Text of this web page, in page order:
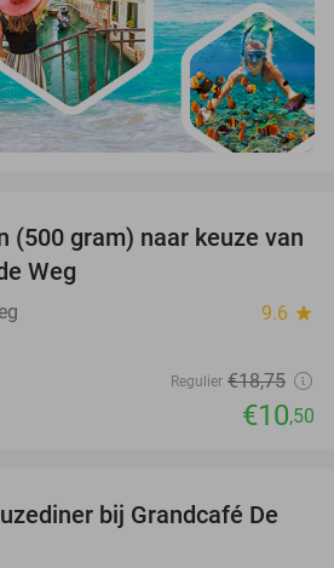
44%
(500 gram) naar keuze van
Weg
9.6 star
Regulier €18,75
€10,50
42%
bij Grandcafé De